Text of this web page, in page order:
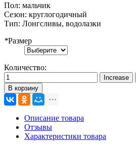
Пол: мальчик
Сезон: круглогодичный
Тип: Лонгсливы, водолазки
*Размер
Количество:
В корзину
Описание товара
Отзывы
Характеристики товара